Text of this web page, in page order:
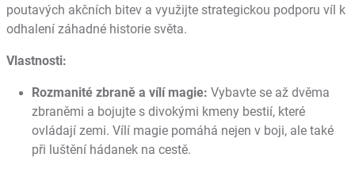
poutavých akčních bitev a využijte strategickou podporu víl k
odhalení záhadné historie světa.
Vlastnosti:
Rozmanité zbraně a vílí magie: Vybavte se až dvěma
zbraněmi a bojujte s divokými kmeny bestií, které
ovládají zemi. Vílí magie pomáhá nejen v boji, ale také
při luštění hádanek na cestě.